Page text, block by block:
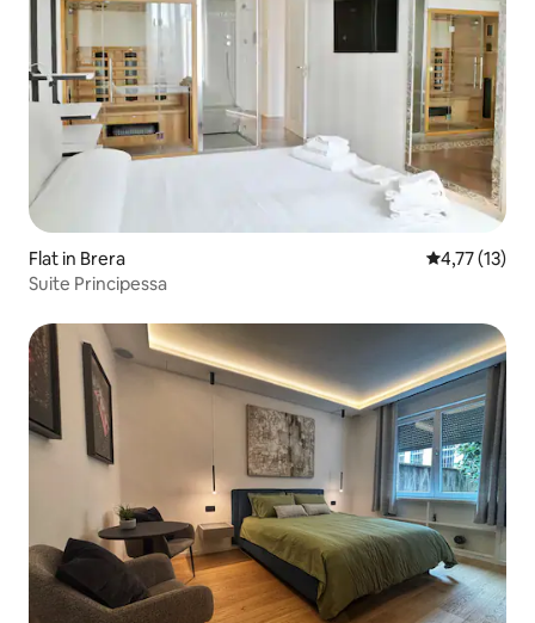
Flat in Brera Gemiddelde
4,77 (13)
Suite Principessa